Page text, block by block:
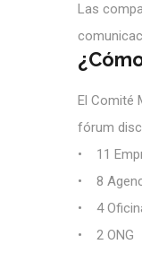
Las
El Comité
fórum
• 11
• 8
• 4
• 2 ONG